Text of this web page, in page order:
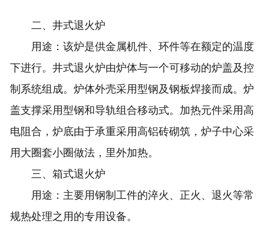
二、井式退火炉
用途：该炉是供金属机件、环件等在额定的温度
下进行。井式退火炉由炉体与一个可移动的炉盖及控
制系统组成。炉体外壳采用型钢及钢板焊接而成。炉
盖支撑采用型钢和导轨组合移动式。加热元件采用高
电阻合，炉底由于承重采用高铝砖砌筑，炉子中心采
用大圈套小圈做法，里外加热。
三、箱式退火炉
用途：主要用钢制工件的淬火、正火、退火等常
规热处理之用的专用设备。